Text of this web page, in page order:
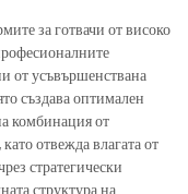
за готвачи от високо
от усъвършенствана
създава оптимален
комбинация от
отвежда влагата от
стратегически
структура на